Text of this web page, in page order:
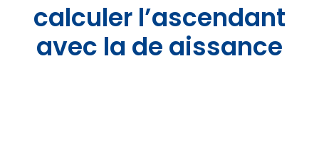
calculer l’ascendant
avec la de aissance